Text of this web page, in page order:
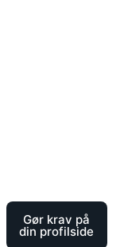
Gør krav på
din profilside